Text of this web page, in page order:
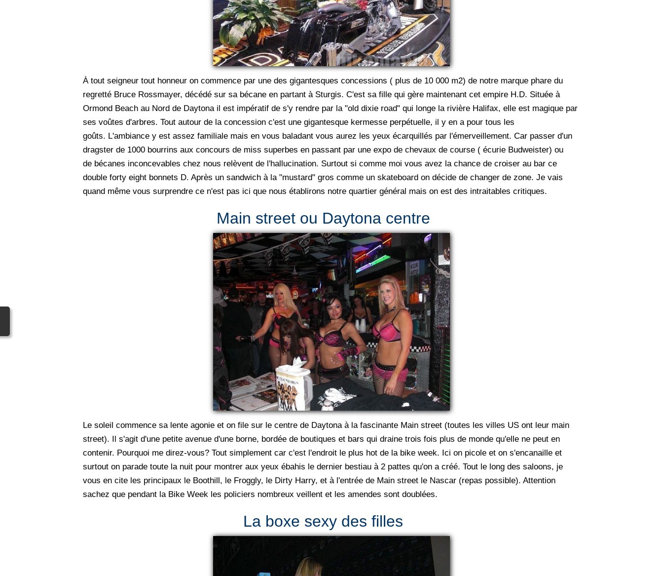
À tout seigneur tout honneur on commence par une des gigantesques concessions ( plus de 10 000 m2) de notre marque phare du
regretté Bruce Rossmayer, décédé sur sa bécane en partant à Sturgis. C'est sa fille qui gère maintenant cet empire H.D. Située à
Ormond Beach au Nord de Daytona il est impératif de s'y rendre par la "old dixie road" qui longe la rivière Halifax, elle est magique par
ses voûtes d'arbres. Tout autour de la concession c'est une gigantesque kermesse perpétuelle, il y en a pour tous les
goûts. L'ambiance y est assez familiale mais en vous baladant vous aurez les yeux écarquillés par l'émerveillement. Car passer d'un
dragster de 1000 bourrins aux concours de miss superbes en passant par une expo de chevaux de course ( écurie Budweister) ou
de bécanes inconcevables chez nous relèvent de l'hallucination. Surtout si comme moi vous avez la chance de croiser au bar ce
double forty eight bonnets D. Après un sandwich à la "mustard" gros comme un skateboard on décide de changer de zone. Je vais
quand même vous surprendre ce n'est pas ici que nous établirons notre quartier général mais on est des intraitables critiques.
Main street ou Daytona centre
Le soleil commence sa lente agonie et on file sur le centre de Daytona à la fascinante Main street (toutes les villes US ont leur main
street). Il s'agit d'une petite avenue d'une borne, bordée de boutiques et bars qui draine trois fois plus de monde qu'elle ne peut en
contenir. Pourquoi me direz-vous? Tout simplement car c'est l'endroit le plus hot de la bike week. Ici on picole et on s'encanaille et
surtout on parade toute la nuit pour montrer aux yeux ébahis le dernier bestiau à 2 pattes qu'on a créé. Tout le long des saloons, je
vous en cite les principaux le Boothill, le Froggly, le Dirty Harry, et à l'entrée de Main street le Nascar (repas possible). Attention
sachez que pendant la Bike Week les policiers nombreux veillent et les amendes sont doublées.
La boxe sexy des filles